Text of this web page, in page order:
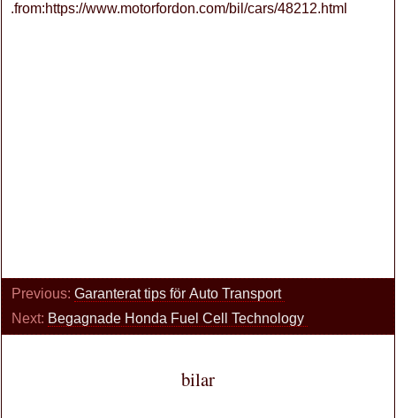
.from:https://www.motorfordon.com/bil/cars/48212.html
Previous: Garanterat tips för Auto Transport
Next: Begagnade Honda Fuel Cell Technology
bilar